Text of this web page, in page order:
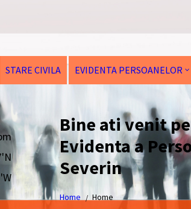
STARE CIVILA EVIDENTA PERSOANELOR
Bine ati venit
Evidenta a
Severin
Home Home